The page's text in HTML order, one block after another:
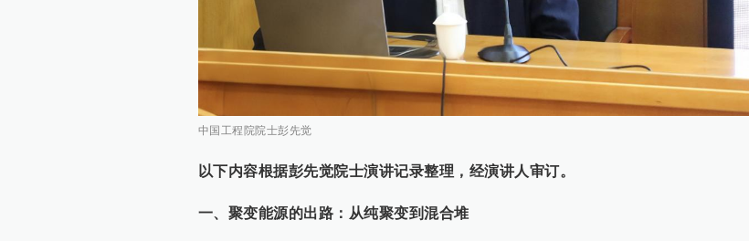
中国工程院院士彭先觉
以下内容根据彭先觉院士演讲记录整理，经演讲人审订。
一、聚变能源的出路：从纯聚变到混合堆